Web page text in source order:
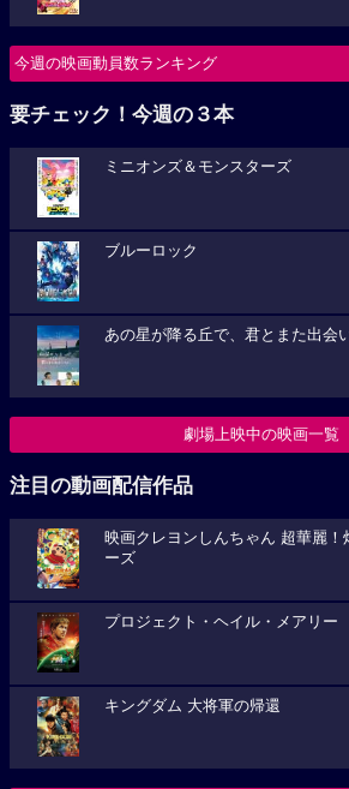
今週の映画動員数ランキング
要チェック！今週の３本
ミニオンズ＆モンスターズ
ブルーロック
あの星が降る丘で、君とまた出会
劇場上映中の映画一覧
注目の動画配信作品
映画クレヨンしんちゃん 超華麗！
ーズ
プロジェクト・ヘイル・メアリー
キングダム 大将軍の帰還